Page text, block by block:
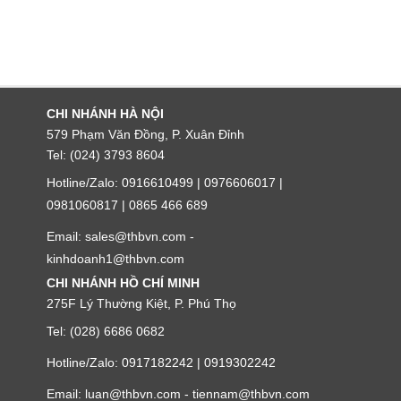
CHI NHÁNH HÀ NỘI
579 Phạm Văn Đồng, P. Xuân Đỉnh
Tel: (024) 3793 8604
Hotline/Zalo: 0916610499 | 0976606017 |
0981060817 | 0865 466 689
Email: sales@thbvn.com -
kinhdoanh1@thbvn.com
CHI NHÁNH HỒ CHÍ MINH
275F Lý Thường Kiệt, P. Phú Thọ
Tel: (028) 6686 0682
Hotline/Zalo: 0917182242 | 0919302242
Email: luan@thbvn.com - tiennam@thbvn.com